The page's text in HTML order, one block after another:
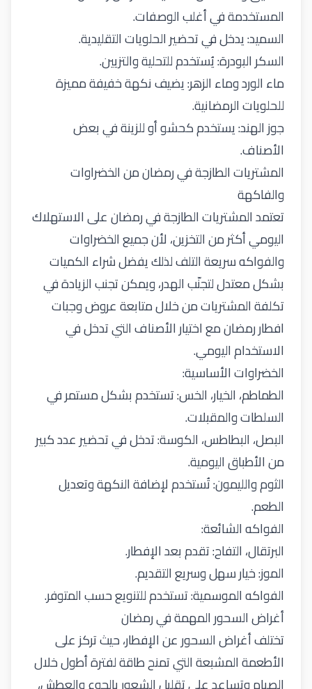
المستخدمة في أغلب الوصفات.
السميد: يدخل في تحضير الحلويات التقليدية.
السكر البودرة: يُستخدم للتحلية والتزيين.
ماء الورد وماء الزهر: يضيف نكهة خفيفة مميزة
للحلويات الرمضانية.
جوز الهند: يستخدم كحشو أو للزينة في بعض
الأصناف.
المشتريات الطازجة في رمضان من الخضراوات
والفاكهة
تعتمد المشتريات الطازجة في رمضان على الاستهلاك
اليومي أكثر من التخزين، لأنجميعالخضراوات
والفواكه سريعة التلف لذلك يفضل شراء الكميات
بشكل معتدل لتجنّب الهدر، ويمكن تجنب الزيادة في
تكلفة المشتريات من خلال متابعةعروض وجبات
افطار رمضانمع اختيار الأصناف التي تدخل في
الاستخدام اليومي.
الخضراوات الأساسية:
الطماطم، الخيار، الخس: تستخدم بشكل مستمر في
السلطات والمقبلات.
البصل، البطاطس، الكوسة: تدخل في تحضير عدد كبير
من الأطباق اليومية.
الثوم والليمون: تُستخدم لإضافة النكهة وتعديل
الطعم.
الفواكه الشائعة:
البرتقال، التفاح: تقدم بعد الإفطار.
الموز: خيار سهل وسريع التقديم.
الفواكه الموسمية: تستخدم للتنويع حسب المتوفر.
أغراض السحور المهمة في رمضان
تختلف أغراض السحور عن الإفطار، حيث تركز على
الأطعمة المشبعة التي تمنح طاقة لفترة أطول خلال